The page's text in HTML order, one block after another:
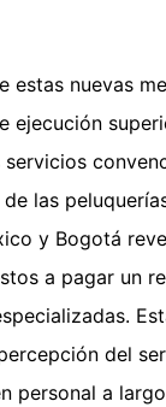
estas nuevas
ejecución
las
y Bogotá
a pagar un
del
personal a